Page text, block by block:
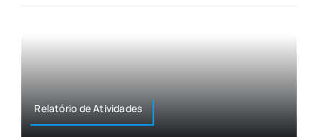
Relatório de Atividades